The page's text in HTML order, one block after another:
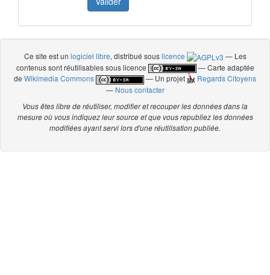
Ce site est un logiciel libre, distribué souslicence
— Les
contenus sont réutilisables sous licence
— Carte adaptée
deWikimedia Commons — Un projet
Regards Citoyens
— Nous contacter
Vous êtes libre de réutiliser, modifier et recouper les données dans la
mesure où vous indiquez leur source et que vous republiez les données
modifiées ayant servi lors d'une réutilisation publiée.